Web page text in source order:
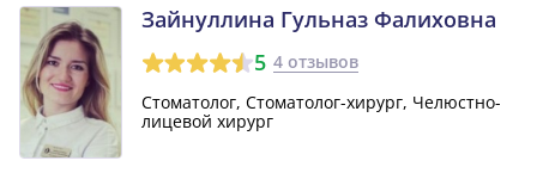
Зайнуллина Гульназ Фалиховна
5 4 отзывов
Стоматолог, Стоматолог-хирург, Челюстно-
лицевой хирург